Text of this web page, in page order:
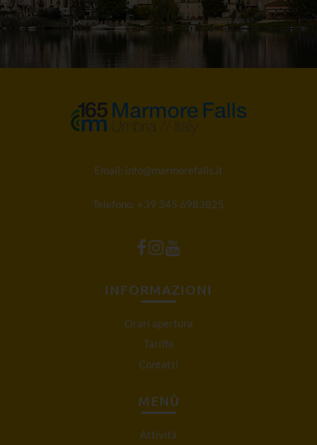
Email: info@marmorefalls.it
Telefono: +39 345 6983825
INFORMAZIONI
Orari apertura
Tariffe
Contatti
MENÙ
Attività